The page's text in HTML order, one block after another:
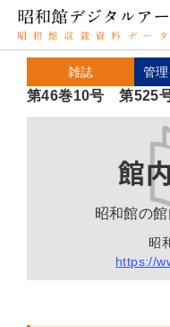
雑誌 管
第46巻10号 第525号
昭和館の
昭
https://